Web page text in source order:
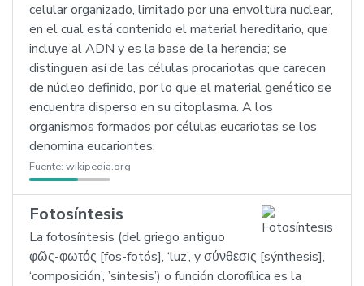
celular organizado, limitado por una envoltura nuclear,
en el cual está contenido el material hereditario, que
incluye al ADN y es la base de la herencia; se
distinguen así de las células procariotas que carecen
de núcleo definido, por lo que el material genético se
encuentra disperso en su citoplasma. A los
organismos formados por células eucariotas se los
denomina eucariontes.
Fuente: wikipedia.org
Fotosíntesis
La fotosíntesis (del griego antiguo
φῶς-φωτός [fos-fotós], ‘luz’, y σύνθεσις [sýnthesis],
‘composición’, ’síntesis’) o función clorofílica es la